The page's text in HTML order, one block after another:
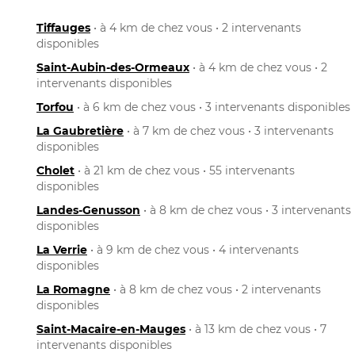
Tiffauges • à 4 km de chez vous • 2 intervenants
disponibles
Saint-Aubin-des-Ormeaux • à 4 km de chez vous • 2
intervenants disponibles
Torfou • à 6 km de chez vous • 3 intervenants disponibles
La Gaubretière • à 7 km de chez vous • 3 intervenants
disponibles
Cholet • à 21 km de chez vous • 55 intervenants
disponibles
Landes-Genusson • à 8 km de chez vous • 3 intervenants
disponibles
La Verrie • à 9 km de chez vous • 4 intervenants
disponibles
La Romagne • à 8 km de chez vous • 2 intervenants
disponibles
Saint-Macaire-en-Mauges • à 13 km de chez vous • 7
intervenants disponibles